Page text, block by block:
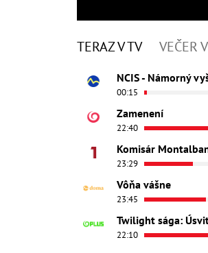
TERAZ V TV VEČER
00:15
Zamenení
22:40
Komisár
23:29
Vôňa vášne
23:45
Twilight sága:
22:10